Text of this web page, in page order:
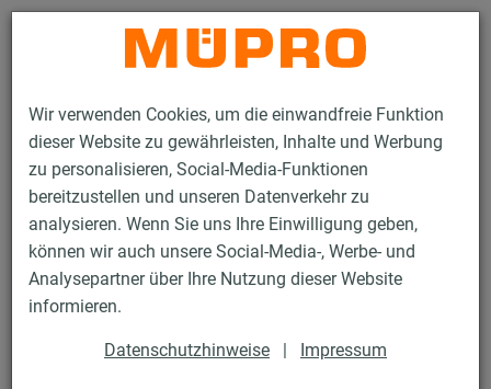
Wir verwenden Cookies, um die einwandfreie Funktion
dieser Website zu gewährleisten, Inhalte und Werbung
zu personalisieren, Social-Media-Funktionen
bereitzustellen und unseren Datenverkehr zu
analysieren. Wenn Sie uns Ihre Einwilligung geben,
können wir auch unsere Social-Media-, Werbe- und
Analysepartner über Ihre Nutzung dieser Website
informieren.
Datenschutzhinweise | Impressum
Kontakt
Produkte Befestigungstechnik
Lüftungsbefestigung
Rohrschellen für die Lüftungsbefestigung
Lüftungsschellen Typ S